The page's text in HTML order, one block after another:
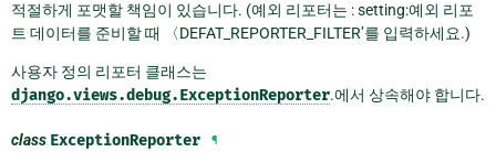
적절하게 포맷할 책임이 있습니다. (예외 리포터는 : setting:예외 리포
트 데이터를 준비할 때 〈DEFAT_REPORTER_FILTER’를 입력하세요.)
사용자 정의 리포터 클래스는
django.views.debug.ExceptionReporter.에서 상속해야 합니다.
class ExceptionReporter ¶